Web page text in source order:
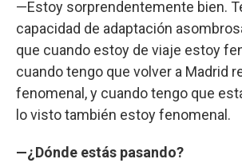
—Estoy sorprendentemente bien.
capacidad de adaptación
que cuando estoy de viaje estoy
cuando tengo que volver a Madrid
fenomenal, y cuando tengo que
lo visto también estoy fenomenal.
—¿Dónde estás pasando?